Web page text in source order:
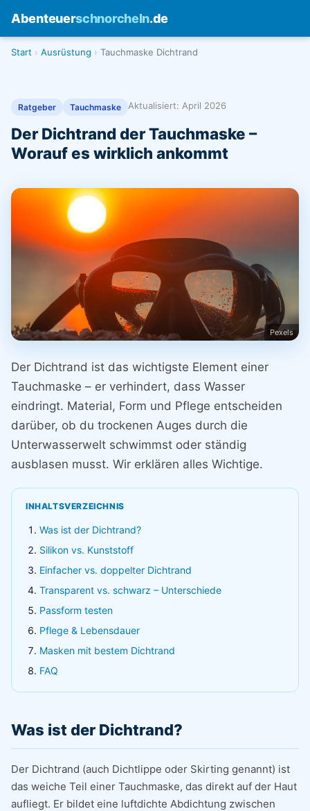
Abenteuerschnorcheln.de
Start Ausrüstung Tauchmaske Dichtrand
Ratgeber Tauchmaske Aktualisiert: April 2026
Der Dichtrand der Tauchmaske –
Worauf es wirklich ankommt
Pexels
Der Dichtrand ist das wichtigste Element einer
Tauchmaske – er verhindert, dass Wasser
eindringt. Material, Form und Pflege entscheiden
darüber, ob du trockenen Auges durch die
Unterwasserwelt schwimmst oder ständig
ausblasen musst. Wir erklären alles Wichtige.
INHALTSVERZEICHNIS
Was ist der Dichtrand?
Silikon vs. Kunststoff
Einfacher vs. doppelter Dichtrand
Transparent vs. schwarz – Unterschiede
Passform testen
Pflege & Lebensdauer
Masken mit bestem Dichtrand
FAQ
Was ist der Dichtrand?
Der Dichtrand (auch Dichtlippe oder Skirting genannt) ist
das weiche Teil einer Tauchmaske, das direkt auf der Haut
aufliegt. Er bildet eine luftdichte Abdichtung zwischen